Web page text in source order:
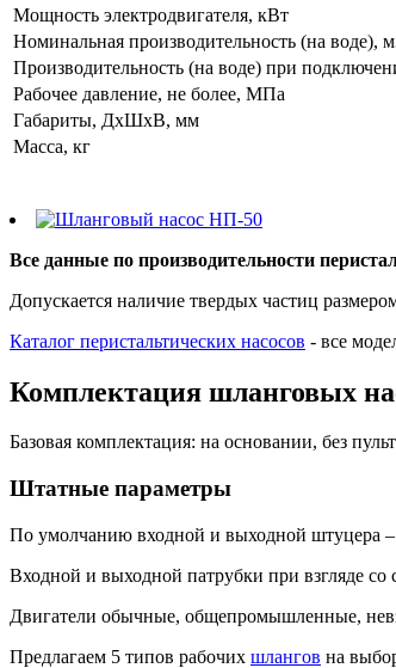
Мощность электродвигателя, кВт
Номинальная производительность (на воде),
Производительность (на воде) при
Рабочее давление, не более, МПа
Габариты, ДхШхВ, мм
Масса, кг
Все данные по производительности
Допускается наличие твердых частиц
Каталог перистальтических насосов - все
Комплектация шланговых
Базовая комплектация: на основании, без
Штатные параметры
По умолчанию входной и выходной штуцера
Входной и выходной патрубки при взгляде
Двигатели обычные, общепромышленные,
Предлагаем 5 типов рабочих шлангов на